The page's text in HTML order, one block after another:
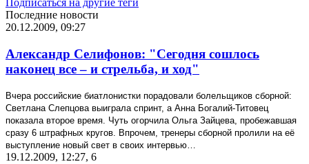
Последние новости
20.12.2009, 09:27
Александр Селифонов: "Сегодня сошлось
наконец все – и стрельба, и ход"
Вчера российские биатлонистки порадовали болельщиков сборной:
Светлана Слепцова выиграла спринт, а Анна Богалий-Титовец
показала второе время. Чуть огорчила Ольга Зайцева, пробежавшая
сразу 6 штрафных кругов. Впрочем, тренеры сборной пролили на её
выступление новый свет в своих интервью…
19.12.2009, 12:27, 6